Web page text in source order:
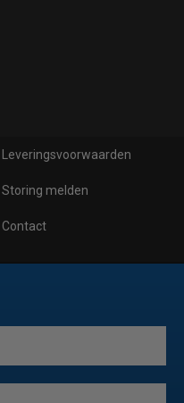
Leveringsvoorwaarden
Storing melden
Contact